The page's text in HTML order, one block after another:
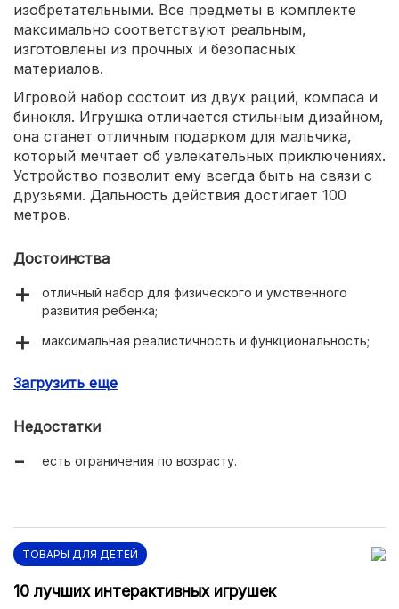
изобретательными. Все предметы в комплекте
максимально соответствуют реальным,
изготовлены из прочных и безопасных
материалов.
Игровой набор состоит из двух раций, компаса и
бинокля. Игрушка отличается стильным дизайном,
она станет отличным подарком для мальчика,
который мечтает об увлекательных приключениях.
Устройство позволит ему всегда быть на связи с
друзьями. Дальность действия достигает 100
метров.
Достоинства
отличный набор для физического и умственного
развития ребенка;
максимальная реалистичность и функциональность;
яркий привлекательный дизайн;
удобная упаковка.
Загрузить еще
Недостатки
есть ограничения по возрасту.
ТОВАРЫ ДЛЯ ДЕТЕЙ
10 лучших интерактивных игрушек